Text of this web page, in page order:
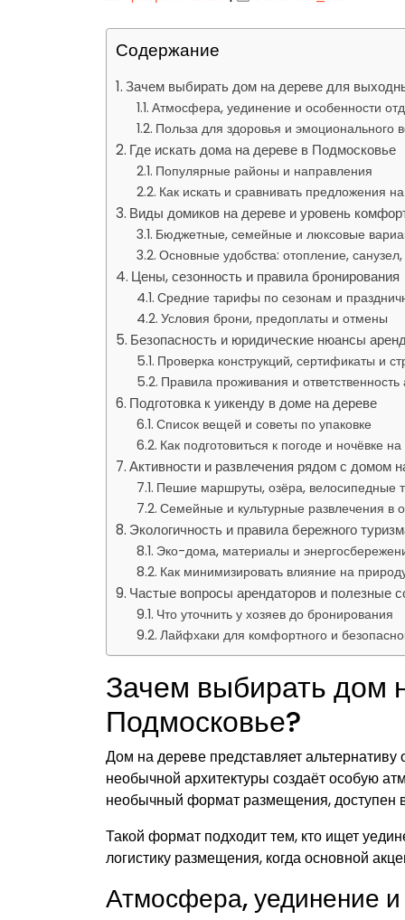
Содержание
Зачем выбирать дом на дереве для
Атмосфера, уединение и особенности
Польза для здоровья и эмоционального
Где искать дома на дереве в Подмосковье
Популярные районы и направления
Как искать и сравнивать предложения
Виды домиков на дереве и уровень
Бюджетные, семейные и люксовые
Основные удобства: отопление, санузел,
Цены, сезонность и правила бронирования
Средние тарифы по сезонам и
Условия брони, предоплаты и отмены
Безопасность и юридические нюансы
Проверка конструкций, сертификаты и
Правила проживания и
Подготовка к уикенду в доме на дереве
Список вещей и советы по упаковке
Как подготовиться к погоде и ночёвке
Активности и развлечения рядом с домом
Пешие маршруты, озёра, велосипедные
Семейные и культурные развлечения в
Экологичность и правила бережного
Эко-дома, материалы и
Как минимизировать влияние на
Частые вопросы арендаторов и полезные
Что уточнить у хозяев до бронирования
Лайфхаки для комфортного и
Зачем выбирать дом
Подмосковье?
Дом на дереве представляет альтернативу
необычной архитектуры создаёт особую
необычный формат размещения, доступен
Такой формат подходит тем, кто ищет
логистику размещения, когда основной
Атмосфера, уединение